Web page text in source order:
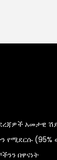
አመታዊ
የሚደርሱ (95%
በዋናነት